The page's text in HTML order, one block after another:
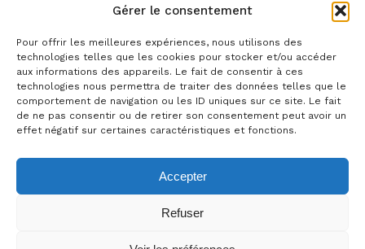
Gérer le consentement
Pour offrir les meilleures expériences, nous utilisons des
technologies telles que les cookies pour stocker et/ou accéder
aux informations des appareils. Le fait de consentir à ces
technologies nous permettra de traiter des données telles que le
comportement de navigation ou les ID uniques sur ce site. Le fait
de ne pas consentir ou de retirer son consentement peut avoir un
effet négatif sur certaines caractéristiques et fonctions.
Accepter
Refuser
© 2025 Hôtellerie Digitale. All Rights Reserved
Mentions Légales
Langue:
Français